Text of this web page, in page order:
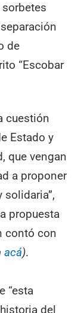
de
“Escobar
cuestión
Estado y
que vengan
a proponer
propuesta
contó con
acá).
“esta
del